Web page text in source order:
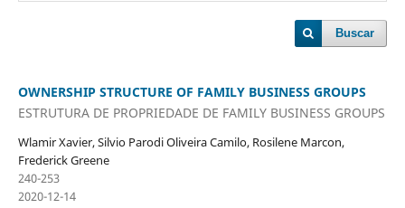
Buscar
OWNERSHIP STRUCTURE OF FAMILY BUSINESS GROUPS
ESTRUTURA DE PROPRIEDADE DE FAMILY BUSINESS GROUPS
Wlamir Xavier, Silvio Parodi Oliveira Camilo, Rosilene Marcon,
Frederick Greene
240-253
2020-12-14